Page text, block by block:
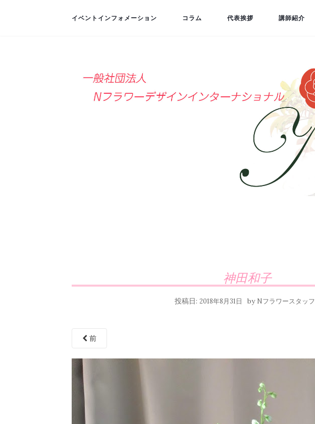
イベントインフォメーション コラム 代表挨拶 講師紹介
神田和子
投稿日:2018年8月31日 by Nフラワースタッフ
前